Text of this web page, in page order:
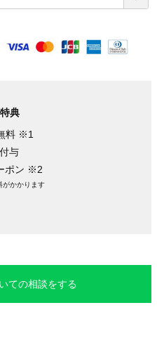
典
料 ※1
与
ポン ※2
かかります
ての相談をする